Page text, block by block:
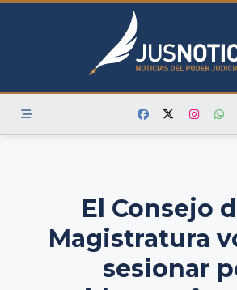
Skip
El Consejo
Magistratura
sesionar